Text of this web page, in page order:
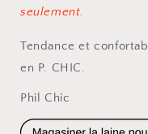
seulement.
Tendance et
en P. CHIC.
Phil Chic